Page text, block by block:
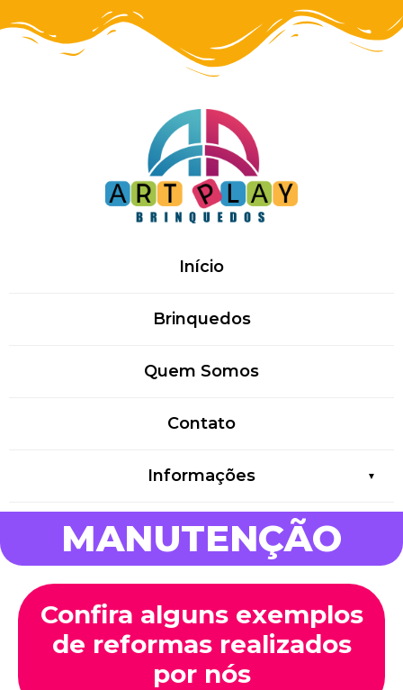
Início
Brinquedos
Quem Somos
Contato
Informações
MANUTENÇÃO
Confira alguns exemplos
de reformas realizados
por nós